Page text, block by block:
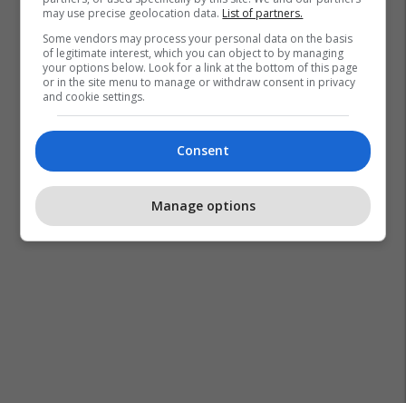
may use precise geolocation data. List of partners.
Some vendors may process your personal data on the basis
of legitimate interest, which you can object to by managing
your options below. Look for a link at the bottom of this page
or in the site menu to manage or withdraw consent in privacy
and cookie settings.
Consent
Manage options